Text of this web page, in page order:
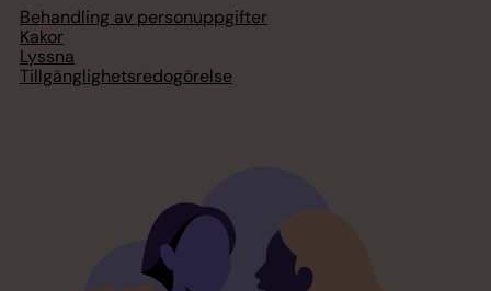
Behandling av personuppgifter
Kakor
Lyssna
Tillgänglighetsredogörelse